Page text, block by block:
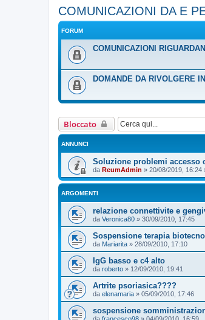
COMUNICAZIONI DA E
FORUM
COMUNICAZIONI
DOMANDE DA RIVOLGERE
Bloccato
ANNUNCI
Soluzione problemi accesso
da ReumAdmin » 20/08/2019, 16:24
ARGOMENTI
relazione connettivite e
da Veronica80 » 30/09/2010, 17:45
Sospensione terapia
da Mariarita » 28/09/2010, 17:10
IgG basso e c4 alto
da roberto » 12/09/2010, 19:41
Artrite psoriasica????
da elenamaria » 05/09/2010, 17:46
sospensione
da francesco98 » 04/09/2010, 16:59